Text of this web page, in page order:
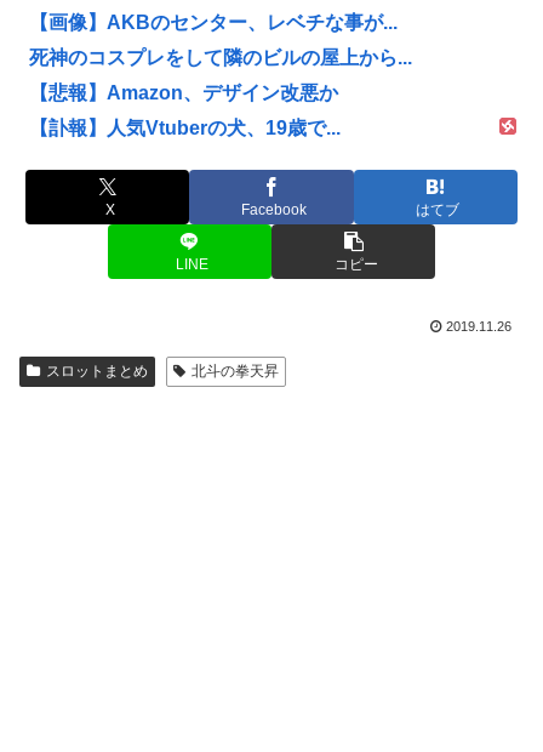
【画像】AKBのセンター、レベチな事が...
死神のコスプレをして隣のビルの屋上から...
【悲報】Amazon、デザイン改悪か
【訃報】人気Vtuberの犬、19歳で...
X Facebook はてブ
LINE コピー
2019.11.26
スロットまとめ 北斗の拳天昇